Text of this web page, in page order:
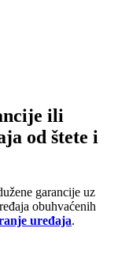
ili
od štete i
garancije uz
obuhvaćenih
uređaja.